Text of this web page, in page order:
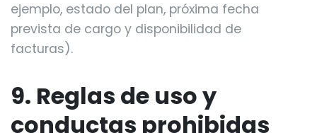
ejemplo, estado del plan, próxima fecha
prevista de cargo y disponibilidad de
facturas).
9. Reglas de uso y
conductas prohibidas